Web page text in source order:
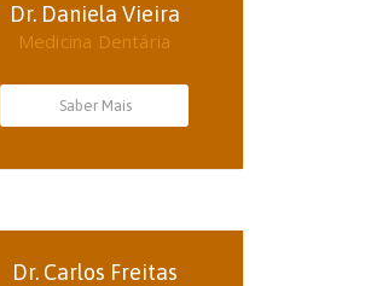
Dr. Daniela Vieira
Medicina Dentária
Saber Mais
Dr. Carlos Freitas